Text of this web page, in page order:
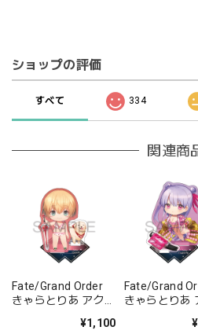
ショップの評価
すべて 334
関連商
Fate/Grand Order
きゃらとりあ アクリ
¥1,100
Fate/Grand
きゃらとりあ
ー/パッショ